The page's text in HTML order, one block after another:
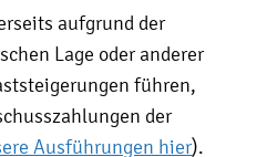
aufgrund der
Lage oder anderer
führen,
der
Ausführungen hier).